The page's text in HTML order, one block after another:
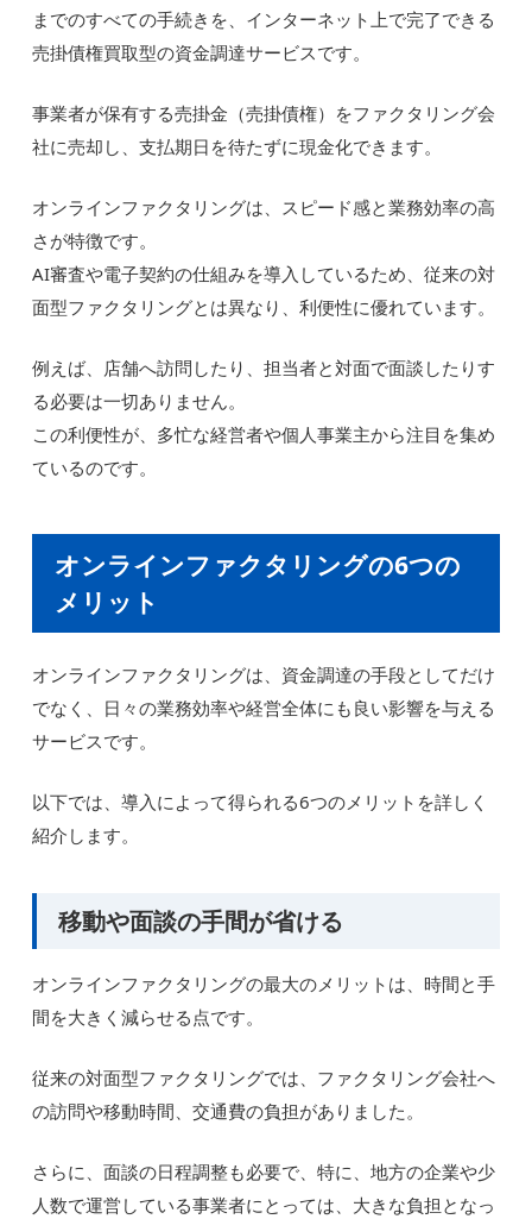
までのすべての手続きを、インターネット上で完了できる
売掛債権買取型の資金調達サービスです。
事業者が保有する売掛金（売掛債権）をファクタリング会
社に売却し、支払期日を待たずに現金化できます。
オンラインファクタリングは、スピード感と業務効率の高
さが特徴です。
AI審査や電子契約の仕組みを導入しているため、従来の対
面型ファクタリングとは異なり、利便性に優れています。
例えば、店舗へ訪問したり、担当者と対面で面談したりす
る必要は一切ありません。
この利便性が、多忙な経営者や個人事業主から注目を集め
ているのです。
オンラインファクタリングの6つの
メリット
オンラインファクタリングは、資金調達の手段としてだけ
でなく、日々の業務効率や経営全体にも良い影響を与える
サービスです。
以下では、導入によって得られる6つのメリットを詳しく
紹介します。
移動や面談の手間が省ける
オンラインファクタリングの最大のメリットは、時間と手
間を大きく減らせる点です。
従来の対面型ファクタリングでは、ファクタリング会社へ
の訪問や移動時間、交通費の負担がありました。
さらに、面談の日程調整も必要で、特に、地方の企業や少
人数で運営している事業者にとっては、大きな負担となっ